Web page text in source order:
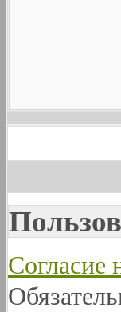
Согласие